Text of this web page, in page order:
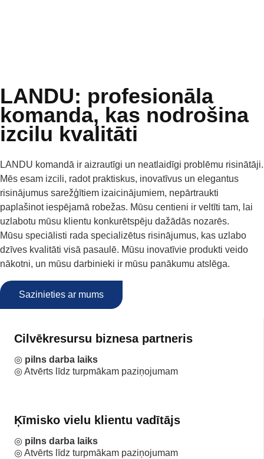
LANDU: profesionāla
komanda, kas nodrošina
izcilu kvalitāti
LANDU komandā ir aizrautīgi un neatlaidīgi problēmu risinātāji.
Mēs esam izcili, radot praktiskus, inovatīvus un elegantus
risinājumus sarežģītiem izaicinājumiem, nepārtraukti
paplašinot iespējamā robežas. Mūsu centieni ir veltīti tam, lai
uzlabotu mūsu klientu konkurētspēju dažādās nozarēs.
Mūsu speciālisti rada specializētus risinājumus, kas uzlabo
dzīves kvalitāti visā pasaulē. Mūsu inovatīvie produkti veido
nākotni, un mūsu darbinieki ir mūsu panākumu atslēga.
Sazinieties ar mums
Cilvēkresursu biznesa partneris
◎ pilns darba laiks
◎ Atvērts līdz turpmākam paziņojumam
Ķīmisko vielu klientu vadītājs
◎ pilns darba laiks
◎ Atvērts līdz turpmākam paziņojumam